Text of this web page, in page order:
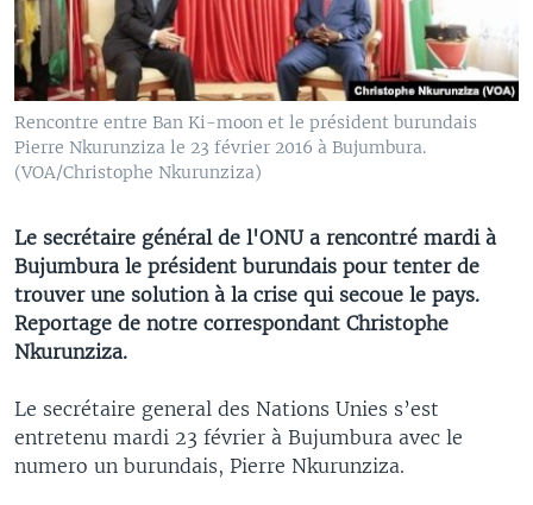
Rencontre entre Ban Ki-moon et le président burundais
Pierre Nkurunziza le 23 février 2016 à Bujumbura.
(VOA/Christophe Nkurunziza)
Le secrétaire général de l'ONU a rencontré mardi à
Bujumbura le président burundais pour tenter de
trouver une solution à la crise qui secoue le pays.
Reportage de notre correspondant Christophe
Nkurunziza.
Le secrétaire general des Nations Unies s’est
entretenu mardi 23 février à Bujumbura avec le
numero un burundais, Pierre Nkurunziza.